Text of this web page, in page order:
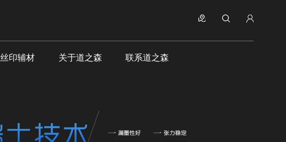
丝印辅材 关于道之森 联系道之森